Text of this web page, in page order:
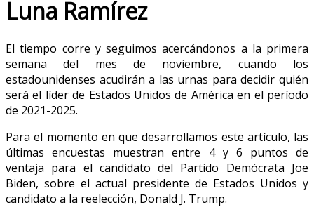
Luna Ramírez
El tiempo corre y seguimos acercándonos a la primera
semana del mes de noviembre, cuando los
estadounidenses acudirán a las urnas para decidir quién
será el líder de Estados Unidos de América en el período
de 2021-2025.
Para el momento en que desarrollamos este artículo, las
últimas encuestas muestran entre 4 y 6 puntos de
ventaja para el candidato del Partido Demócrata Joe
Biden, sobre el actual presidente de Estados Unidos y
candidato a la reelección, Donald J. Trump.